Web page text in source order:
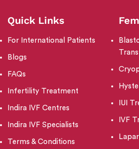
Quick Links
For International Patients
Blogs
FAQs
Infertility Treatment
Indira IVF Centres
Indira IVF Specialists
Terms & Conditions
IUI
IVF